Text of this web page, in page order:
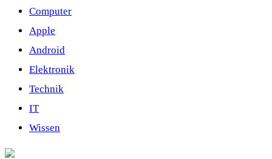
Computer
Apple
Android
Elektronik
Technik
IT
Wissen